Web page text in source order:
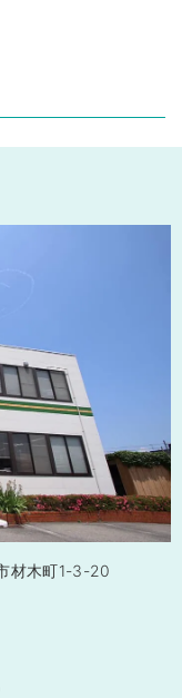
材木町1-3-20